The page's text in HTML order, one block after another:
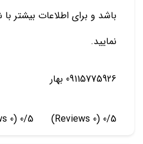
باشد و برای اطلاعات بیشتر
نمایید.
09115775926 بهار
0/5
(0 Reviews)
0/5
(0 Reviews)